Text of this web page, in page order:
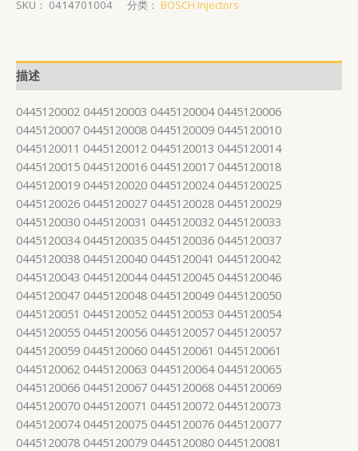
SKU： 0414701004 分类： BOSCH Injectors
描述
0445120002 0445120003 0445120004 0445120006
0445120007 0445120008 0445120009 0445120010
0445120011 0445120012 0445120013 0445120014
0445120015 0445120016 0445120017 0445120018
0445120019 0445120020 0445120024 0445120025
0445120026 0445120027 0445120028 0445120029
0445120030 0445120031 0445120032 0445120033
0445120034 0445120035 0445120036 0445120037
0445120038 0445120040 0445120041 0445120042
0445120043 0445120044 0445120045 0445120046
0445120047 0445120048 0445120049 0445120050
0445120051 0445120052 0445120053 0445120054
0445120055 0445120056 0445120057 0445120057
0445120059 0445120060 0445120061 0445120061
0445120062 0445120063 0445120064 0445120065
0445120066 0445120067 0445120068 0445120069
0445120070 0445120071 0445120072 0445120073
0445120074 0445120075 0445120076 0445120077
0445120078 0445120079 0445120080 0445120081